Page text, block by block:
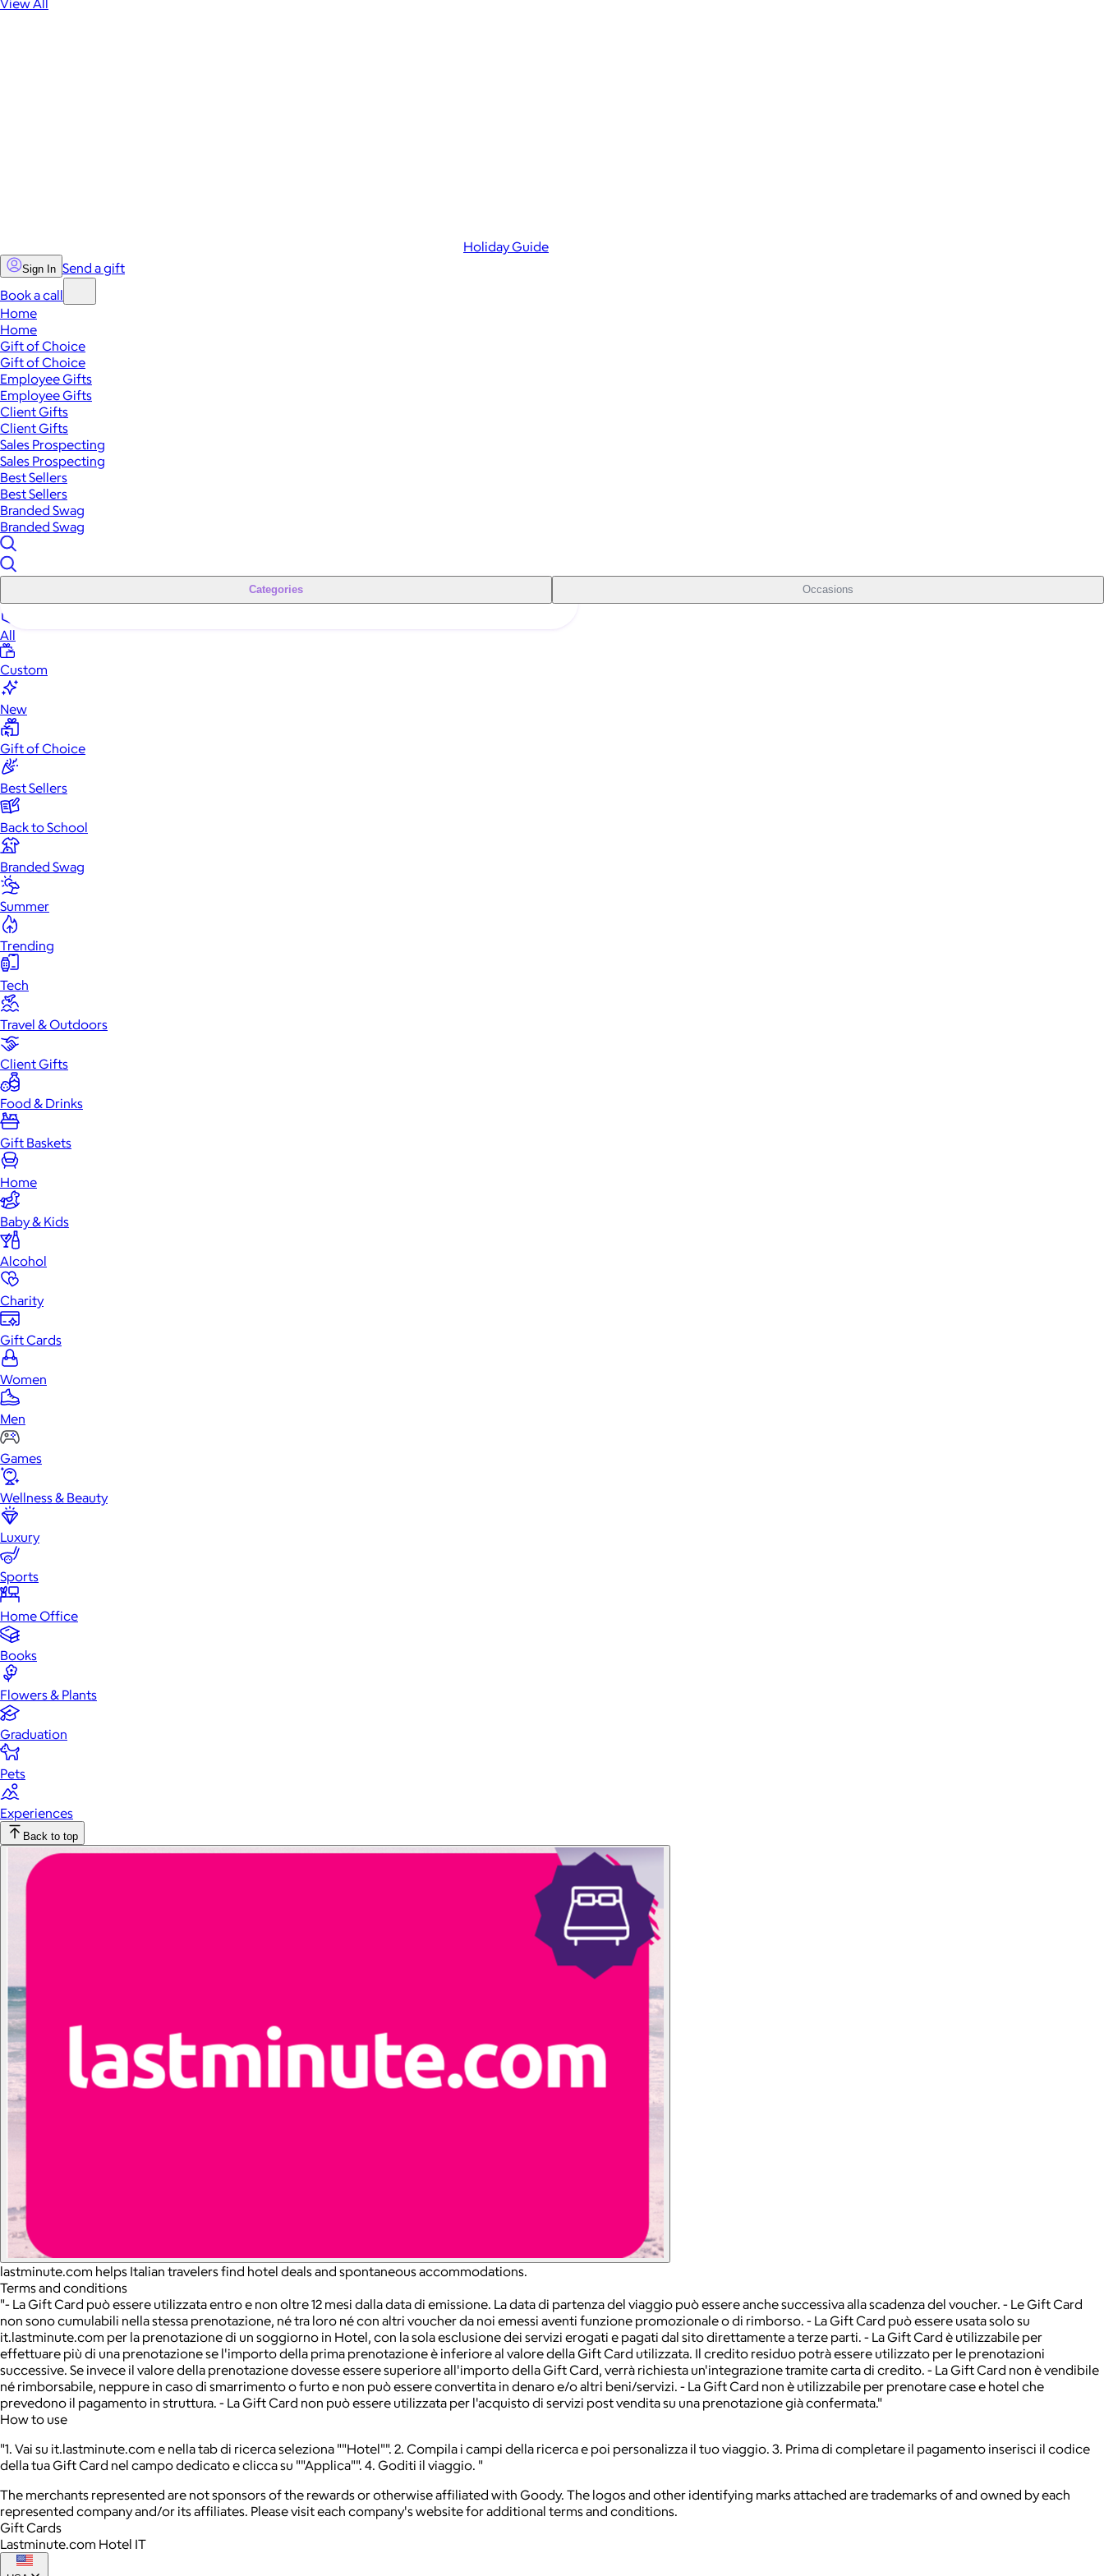
Holiday Guide
Sign In Send a gift
Book a call
Home
Home
Gift of Choice
Gift of Choice
Employee Gifts
Employee Gifts
Client Gifts
Client Gifts
Sales Prospecting
Sales Prospecting
Best Sellers
Best Sellers
Branded Swag
Branded Swag
Categories Occasions
All
Custom
New
Gift of Choice
Best Sellers
Back to School
Branded Swag
Summer
Trending
Tech
Travel & Outdoors
Client Gifts
Food & Drinks
Gift Baskets
Home
Baby & Kids
Alcohol
Charity
Gift Cards
Women
Men
Games
Wellness & Beauty
Luxury
Sports
Home Office
Books
Flowers & Plants
Graduation
Pets
Experiences
Back to top
lastminute.com helps Italian travelers find hotel deals and spontaneous accommodations.
Terms and conditions
"- La Gift Card può essere utilizzata entro e non oltre 12 mesi dalla data di emissione. La data di partenza del viaggio può essere anche successiva alla scadenza del voucher. - Le Gift Card
non sono cumulabili nella stessa prenotazione, né tra loro né con altri voucher da noi emessi aventi funzione promozionale o di rimborso. - La Gift Card può essere usata solo su
it.lastminute.com per la prenotazione di un soggiorno in Hotel, con la sola esclusione dei servizi erogati e pagati dal sito direttamente a terze parti. - La Gift Card è utilizzabile per
effettuare più di una prenotazione se l'importo della prima prenotazione è inferiore al valore della Gift Card utilizzata. Il credito residuo potrà essere utilizzato per le prenotazioni
successive. Se invece il valore della prenotazione dovesse essere superiore all'importo della Gift Card, verrà richiesta un'integrazione tramite carta di credito. - La Gift Card non è vendibile
né rimborsabile, neppure in caso di smarrimento o furto e non può essere convertita in denaro e/o altri beni/servizi. - La Gift Card non è utilizzabile per prenotare case e hotel che
prevedono il pagamento in struttura. - La Gift Card non può essere utilizzata per l'acquisto di servizi post vendita su una prenotazione già confermata."
How to use
"1. Vai su it.lastminute.com e nella tab di ricerca seleziona ""Hotel"". 2. Compila i campi della ricerca e poi personalizza il tuo viaggio. 3. Prima di completare il pagamento inserisci il codice
della tua Gift Card nel campo dedicato e clicca su ""Applica"". 4. Goditi il viaggio. "
The merchants represented are not sponsors of the rewards or otherwise affiliated with Goody. The logos and other identifying marks attached are trademarks of and owned by each
represented company and/or its affiliates. Please visit each company's website for additional terms and conditions.
Gift Cards
Lastminute.com Hotel IT